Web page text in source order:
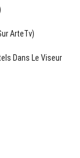
ArteTv)
Dans Le Viseur